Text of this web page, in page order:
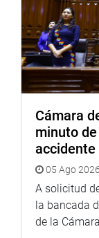
favor, 6 votos
Pleno del
ejercicio del
días legislatura
Vergara
votos
El informe final,
2024/CEP-CR,
sesión ordinaria
diciembre del
congresista
Cámara
minuto
accidente
05 Ago
A solicitud
la bancada
de la